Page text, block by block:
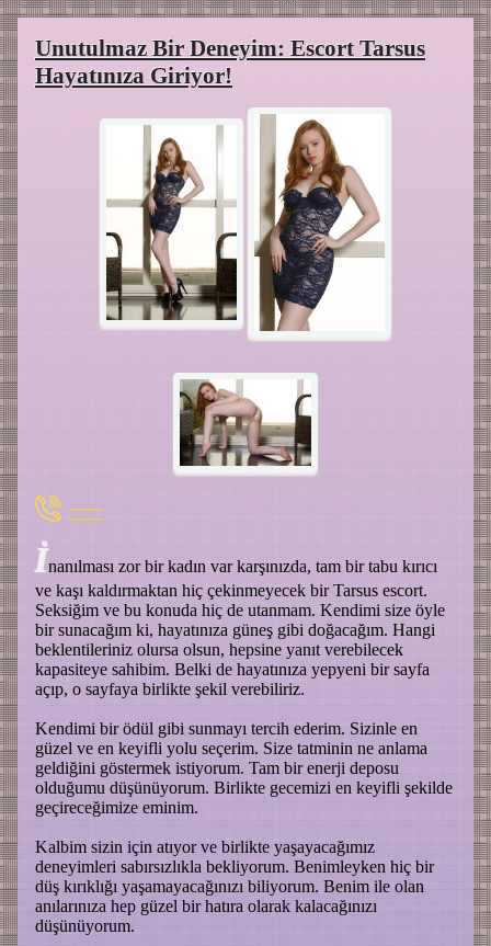
Unutulmaz Bir Deneyim: Escort Tarsus
Hayatınıza Giriyor!
----
İnanılması zor bir kadın var karşınızda, tam bir tabu kırıcı
ve kaşı kaldırmaktan hiç çekinmeyecek bir Tarsus escort.
Seksiğim ve bu konuda hiç de utanmam. Kendimi size öyle
bir sunacağım ki, hayatınıza güneş gibi doğacağım. Hangi
beklentileriniz olursa olsun, hepsine yanıt verebilecek
kapasiteye sahibim. Belki de hayatınıza yepyeni bir sayfa
açıp, o sayfaya birlikte şekil verebiliriz.
Kendimi bir ödül gibi sunmayı tercih ederim. Sizinle en
güzel ve en keyifli yolu seçerim. Size tatminin ne anlama
geldiğini göstermek istiyorum. Tam bir enerji deposu
olduğumu düşünüyorum. Birlikte gecemizi en keyifli şekilde
geçireceğimize eminim.
Kalbim sizin için atıyor ve birlikte yaşayacağımız
deneyimleri sabırsızlıkla bekliyorum. Benimleyken hiç bir
düş kırıklığı yaşamayacağınızı biliyorum. Benim ile olan
anılarınıza hep güzel bir hatıra olarak kalacağınızı
düşünüyorum.